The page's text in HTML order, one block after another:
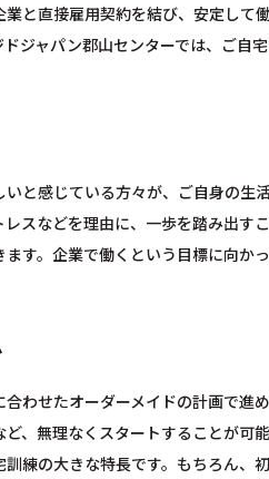
と直接雇用契約を結び、安定して
ジャパン郡山センターでは、ご自
と感じている方々が、ご自身の生
スなどを理由に、一歩を踏み出す
す。企業で働くという目標に向か
わせたオーダーメイドの計画で進
、無理なくスタートすることが可
練の大きな特長です。もちろん、